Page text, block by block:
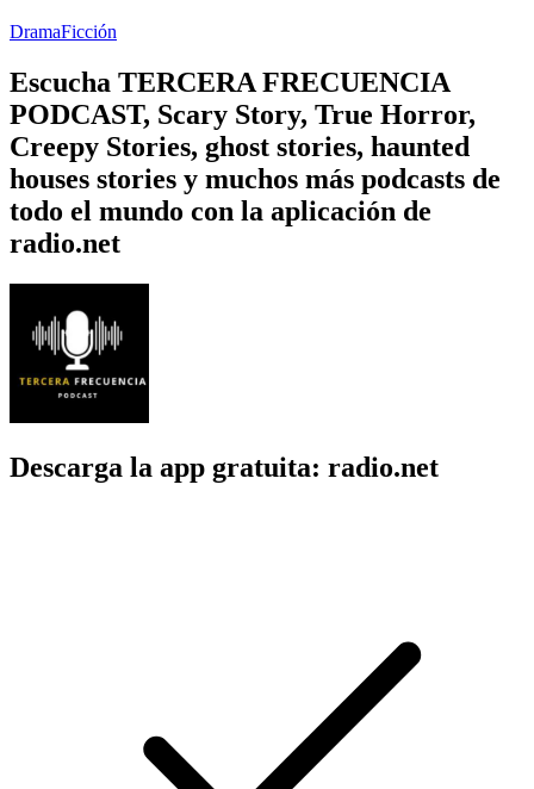
DramaFicción
Escucha TERCERA FRECUENCIA
PODCAST, Scary Story, True Horror,
Creepy Stories, ghost stories, haunted
houses stories y muchos más podcasts de
todo el mundo con la aplicación de
radio.net
Descarga la app gratuita: radio.net